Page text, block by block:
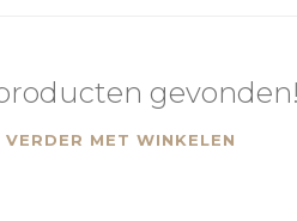
gevonden!
VERDER MET WINKELEN